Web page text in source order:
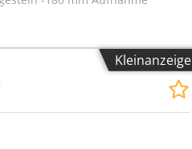
Kleinanzeige